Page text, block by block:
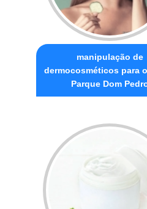
manipulação de
dermocosméticos para
Parque Dom